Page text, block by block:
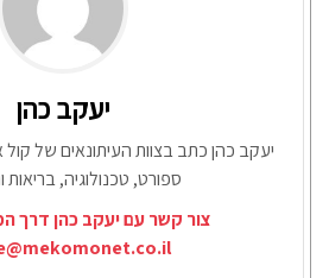
יעקב כהן
יעקב כהן כתב בצוות העיתונאים של קול
ספורט, טכנולוגיה, בריאות
צור קשר עם יעקב כהן דרך